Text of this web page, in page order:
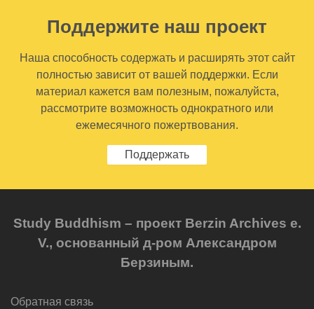
Поддержите наш проект
Наша способность содержать и расширять этот сайт
полностью зависит от вашей поддержки. Если
материал кажется вам полезным, пожалуйста,
рассмотрите возможность однократного или
ежемесячного пожертвования.
Поддержать
Study Buddhism – проект Berzin Archives e.
V., основанный д-ром Александром
Берзиным.
Обратная связь